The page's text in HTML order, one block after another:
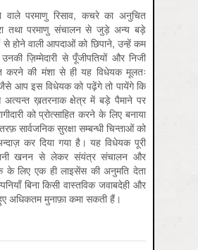
वाले परमाणु रिसाव, कचरे का अनुचित
तथा परमाणु संचालन से जुड़े अन्य बड़े
से होने वाली आपदाओं को छिपाने, उन्हें कम
ज़िम्मेदारी से पूँजीपतियों और निजी
करने की मंशा से ही यह विधेयक मूलतः
आप इस विधेयक को पढ़ेंगे तो पायेंगे कि
ख़तरनाक क्षेत्र में बड़े पैमाने पर
को प्रोत्साहित करने के लिए बनाया
सार्वजनिक सुरक्षा सम्बन्धी चिन्ताओं को
कर दिया गया है। यह विधेयक पूरी
खनन से लेकर संयंत्र संचालन और
के लिए एक ही लाइसेंस की अनुमति देता
बिना किसी वास्तविक जवाबदेही और
अधिकतम मुनाफ़ा कमा सकती हैं।